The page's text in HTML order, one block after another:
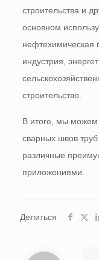
строительства и
основном
нефтехимическая
индустрия,
строительство.
В итоге, мы можем
сварных швов
различные
приложениями.
Делиться